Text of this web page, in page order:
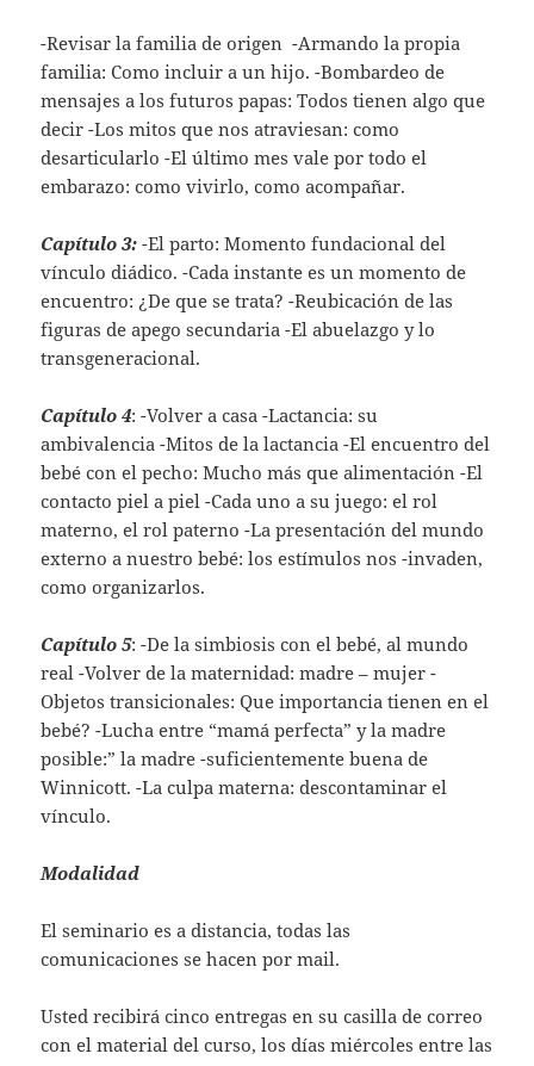
-Revisar la familia de origen -Armando la propia
familia: Como incluir a un hijo. -Bombardeo de
mensajes a los futuros papas: Todos tienen algo que
decir -Los mitos que nos atraviesan: como
desarticularlo -El último mes vale por todo el
embarazo: como vivirlo, como acompañar.
Capítulo 3: -El parto: Momento fundacional del
vínculo diádico. -Cada instante es un momento de
encuentro: ¿De que se trata? -Reubicación de las
figuras de apego secundaria -El abuelazgo y lo
transgeneracional.
Capítulo 4: -Volver a casa -Lactancia: su
ambivalencia -Mitos de la lactancia -El encuentro del
bebé con el pecho: Mucho más que alimentación -El
contacto piel a piel -Cada uno a su juego: el rol
materno, el rol paterno -La presentación del mundo
externo a nuestro bebé: los estímulos nos -invaden,
como organizarlos.
Capítulo 5: -De la simbiosis con el bebé, al mundo
real -Volver de la maternidad: madre – mujer -
Objetos transicionales: Que importancia tienen en el
bebé? -Lucha entre “mamá perfecta” y la madre
posible:” la madre -suficientemente buena de
Winnicott. -La culpa materna: descontaminar el
vínculo.
Modalidad
El seminario es a distancia, todas las
comunicaciones se hacen por mail.
Usted recibirá cinco entregas en su casilla de correo
con el material del curso, los días miércoles entre las